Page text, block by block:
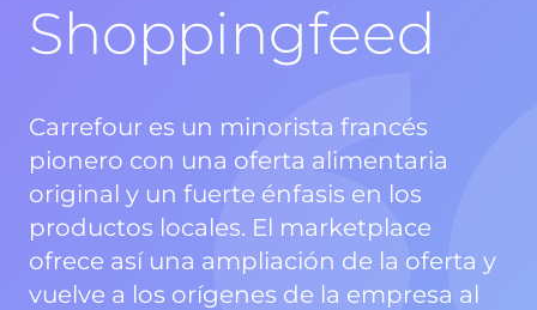
Shoppingfeed
Carrefour es un minorista francés
pionero con una oferta alimentaria
original y un fuerte énfasis en los
productos locales. El marketplace
ofrece así una ampliación de la oferta y
vuelve a los orígenes de la empresa al